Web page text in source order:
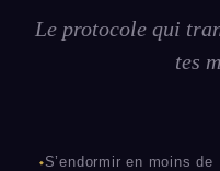
Le protocole qui
tes
S’endormir en moins